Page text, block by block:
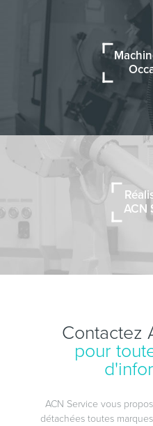
ACN
Contactez
pour
ACN Service vous
détachées toutes